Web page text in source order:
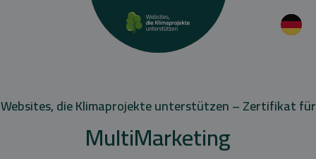
Websites, die Klimaprojekte unterstützen – Zertifikat für
MultiMarketing